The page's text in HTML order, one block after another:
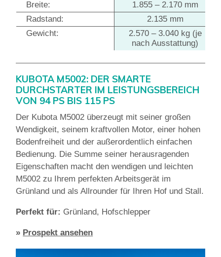
Breite:
1.855 – 2.170 mm
Radstand:
2.135 mm
Gewicht:
2.570 – 3.040 kg (je
nach Ausstattung)
KUBOTA M5002: DER SMARTE
DURCHSTARTER IM LEISTUNGSBEREICH
VON 94 PS BIS 115 PS
Der Kubota M5002 überzeugt mit seiner großen
Wendigkeit, seinem kraftvollen Motor, einer hohen
Bodenfreiheit und der außerordentlich einfachen
Bedienung. Die Summe seiner herausragenden
Eigenschaften macht den wendigen und leichten
M5002 zu Ihrem perfekten Arbeitsgerät im
Grünland und als Allrounder für Ihren Hof und Stall.
Perfekt für: Grünland, Hofschlepper
» Prospekt ansehen